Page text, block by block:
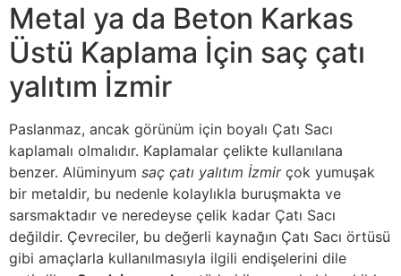
Metal ya da Beton Karkas
Üstü Kaplama İçin saç çatı
yalıtım İzmir
Paslanmaz, ancak görünüm için boyalı Çatı Sacı
kaplamalı olmalıdır. Kaplamalar çelikte kullanılana
benzer. Alüminyum saç çatı yalıtım İzmirçok yumuşak
bir metaldir, bu nedenle kolaylıkla buruşmakta ve
sarsmaktadır ve neredeyse çelik kadar Çatı Sacı
değildir. Çevreciler, bu değerli kaynağın Çatı Sacı örtüsü
gibi amaçlarla kullanılmasıyla ilgili endişelerini dile